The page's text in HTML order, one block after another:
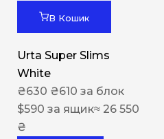
В Кошик
Urta Super Slims
White
₴630 ₴610 за блок
$590 за ящик≈ 26 550
₴